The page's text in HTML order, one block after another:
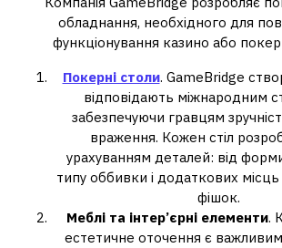
обладнання, необхідного для
функціонування казино або
Покерні столи. GameBridge
відповідають міжнародним
забезпечуючи гравцям
враження. Кожен стіл
урахуванням деталей: від форми
типу оббивки і додаткових місць
фішок.
Меблі та інтер’єрні елементи.
естетичне оточення є важливим